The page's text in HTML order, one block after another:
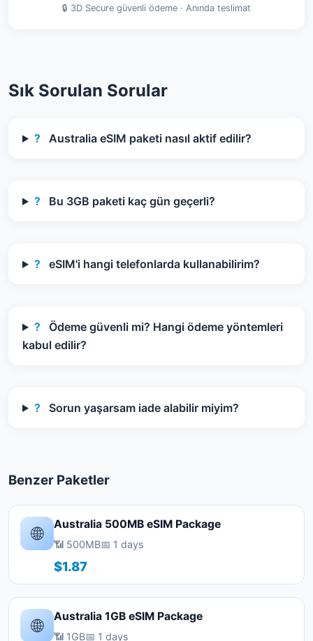
🔒 3D Secure güvenli ödeme · Anında teslimat
Sık Sorulan Sorular
? Australia eSIM paketi nasıl aktif edilir?
? Bu 3GB paketi kaç gün geçerli?
? eSIM'i hangi telefonlarda kullanabilirim?
?
Ödeme güvenli mi? Hangi ödeme yöntemleri
kabul edilir?
? Sorun yaşarsam iade alabilir miyim?
Benzer Paketler
🌐 Australia 500MB eSIM Package
📶 500MB📅 1 days
$1.87
🌐 Australia 1GB eSIM Package
📶 1GB📅 1 days